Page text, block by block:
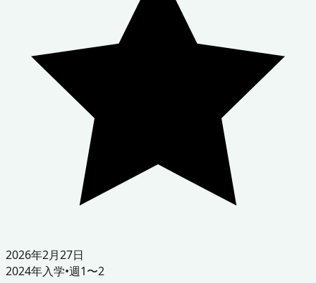
2026年2月27日
2024年入学•週1〜2